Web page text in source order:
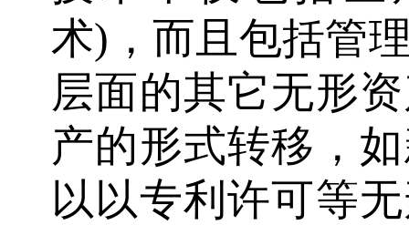
术)，而且包括管
层面的其它无形
产的形式转移，
以以专利许可等